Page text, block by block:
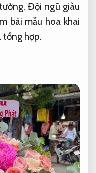
Đội ngũ giàu
bài mẫu hoa khai
tổng hợp.